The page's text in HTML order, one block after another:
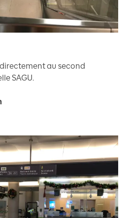
au second
SAGU.